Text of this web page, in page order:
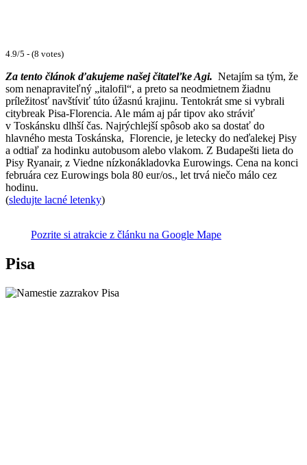
4.9/5 - (8 votes)
Za tento článok ďakujeme našej čitateľkeAgi. Netajím sa tým, že
som nenapraviteľný „italofil“, a preto sa neodmietnem žiadnu
príležitosť navštíviť túto úžasnú krajinu. Tentokrát sme si vybrali
citybreak Pisa-Florencia. Ale mám aj pár tipov ako stráviť
v Toskánsku dlhší čas. Najrýchlejší spôsob ako sa dostať do
hlavného mesta Toskánska, Florencie, je letecky do neďalekej Pisy
a odtiaľ za hodinku autobusom alebo vlakom. Z Budapešti lieta do
Pisy Ryanair, z Viedne nízkonákladovka Eurowings. Cena na konci
februára cez Eurowings bola 80 eur/os., let trvá niečo málo cez
hodinu.
(sledujte lacné letenky)
Pozrite si atrakcie z článku na Google Mape
Pisa